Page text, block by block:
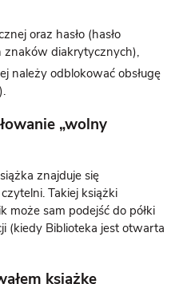
oraz hasło (hasło
znaków diakrytycznych),
należy odblokować obsługę
„wolny
znajduje się
Takiej książki
może sam podejść do półki
(kiedy Biblioteka jest otwarta
książkę